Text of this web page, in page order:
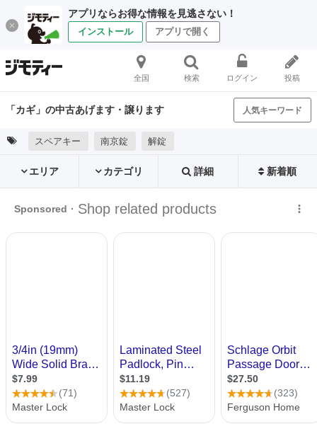
アプリならお得な情報を見逃さない！
インストール アプリで開く
全国 検索 ログイン 投稿
「カギ」の中古あげます・譲ります 人気キーワード
スペアキー 南京錠 解錠
エリア カテゴリ 詳細 新着順